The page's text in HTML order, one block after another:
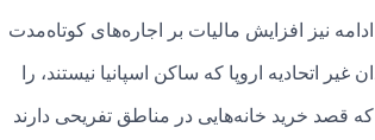
نیز افزایش مالیات بر اجاره‌های کوتاه‌مدت
اتحادیه اروپا که ساکن اسپانیا نیستند، را
قصد خرید خانه‌هایی در مناطق تفریحی دارند